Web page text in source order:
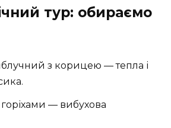
тур: обираємо
з корицею — тепла і
— вибухова